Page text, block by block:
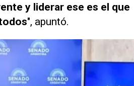
y liderar ese es el que
", apuntó.